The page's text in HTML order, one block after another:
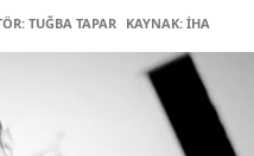
TUĞBA TAPAR KAYNAK: İHA